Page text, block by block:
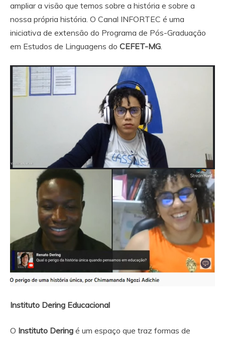
ampliar a visão que temos sobre a história e sobre a
nossa própria história. O Canal INFORTEC é uma
iniciativa de extensão do Programa de Pós-Graduação
em Estudos de Linguagens do CEFET-MG.
Instituto Dering Educacional
O Instituto Dering é um espaço que traz formas de